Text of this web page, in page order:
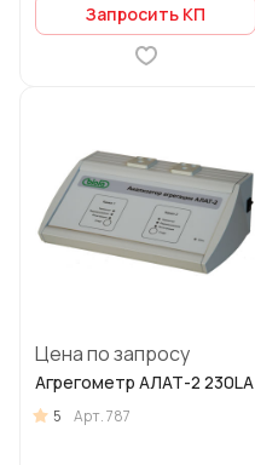
Запросить КП
Цена по запросу
Агрегометр АЛАТ-2 230LA
5 Арт.787